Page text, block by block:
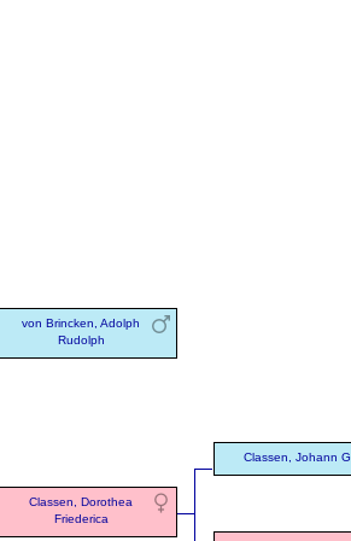
von Brincken, Adolph
Rudolph
Classen, Dorothea
Friederica
Classen, Johann